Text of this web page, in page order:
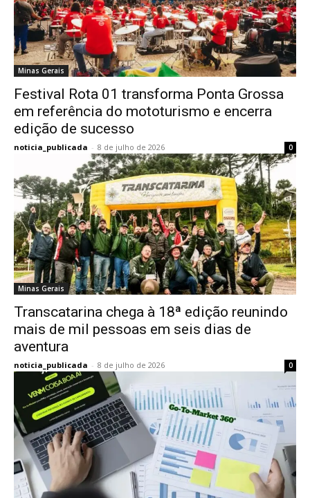
Minas Gerais
Festival Rota 01 transforma Ponta Grossa
em referência do mototurismo e encerra
edição de sucesso
noticia_publicada - 8 de julho de 2026 0
Minas Gerais
Transcatarina chega à 18ª edição reunindo
mais de mil pessoas em seis dias de
aventura
noticia_publicada - 8 de julho de 2026 0